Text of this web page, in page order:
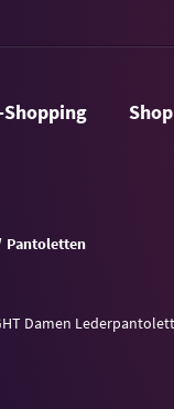
Shopping Shop
Pantoletten